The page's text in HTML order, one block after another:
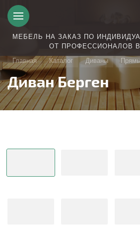
МЕБЕЛЬ НА ЗАКАЗ ПО
ОТ ПРОФЕССИОНАЛОВ
Главная
Каталог Диваны
Диван Берген